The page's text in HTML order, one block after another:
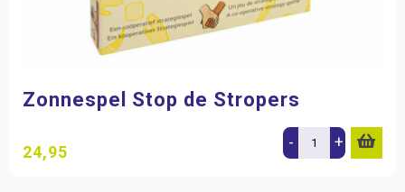
Zonnespel Stop de Stropers
24,95 - +